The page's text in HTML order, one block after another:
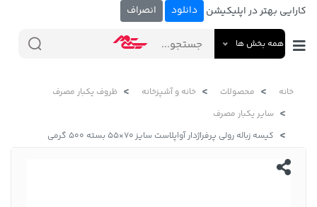
کارایی بهتر در اپلیکیشن دانلود انصراف
همه بخش ها
خانه محصولات خانه و آشپزخانه
ظروف یکبار مصرف
سایر یکبار مصرف
کیسه زباله رولی پرفراژدار آواپلاست سایز 70×55 بسته 500 گرمی